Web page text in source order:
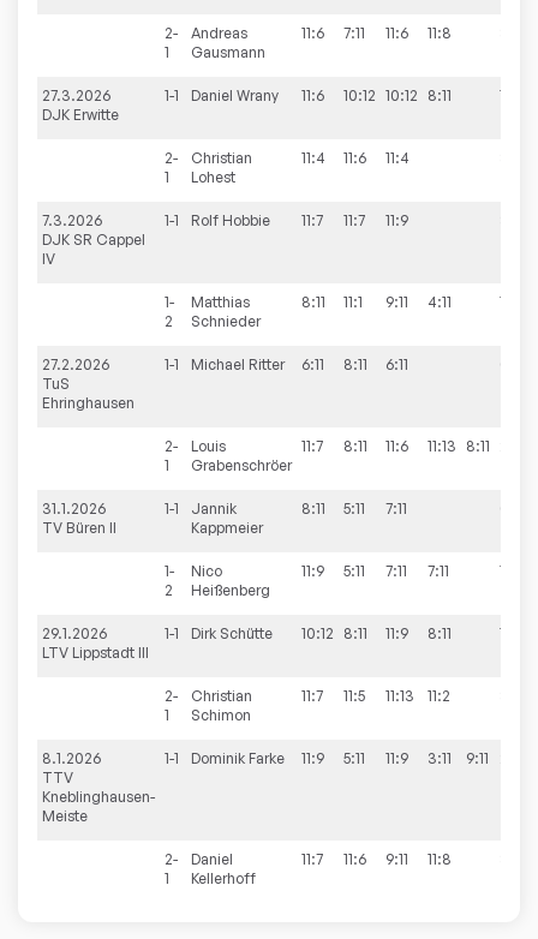
2-
1
Andreas
Gausmann
11:6 7:11 11:6 11:8
27.3.2026
DJK Erwitte
1-1 Daniel Wrany 11:6 10:12 10:12 8:11 1:3
2-
1
Christian
Lohest
11:4 11:6 11:4
7.3.2026
DJK SR Cappel
IV
1-1 Rolf Hobbie 11:7 11:7 11:9
1-
2
Matthias
Schnieder
8:11 11:1 9:11 4:11 1:3
27.2.2026
TuS
Ehringhausen
1-1 Michael Ritter 6:11 8:11 6:11
2-
1
Louis
Grabenschröer
11:7 8:11 11:6 11:13 8:11
31.1.2026
TV Büren II
1-1
Jannik
Kappmeier
8:11 5:11 7:11
1-
2
Nico
Heißenberg
11:9 5:11 7:11 7:11 1:3
29.1.2026
LTV Lippstadt III
1-1 Dirk Schütte 10:12 8:11 11:9 8:11 1:3
2-
1
Christian
Schimon
11:7 11:5 11:13 11:2
8.1.2026
TTV
Kneblinghausen-
Meiste
1-1 Dominik Farke 11:9 5:11 11:9 3:11 9:11
2-
1
Daniel
Kellerhoff
11:7 11:6 9:11 11:8